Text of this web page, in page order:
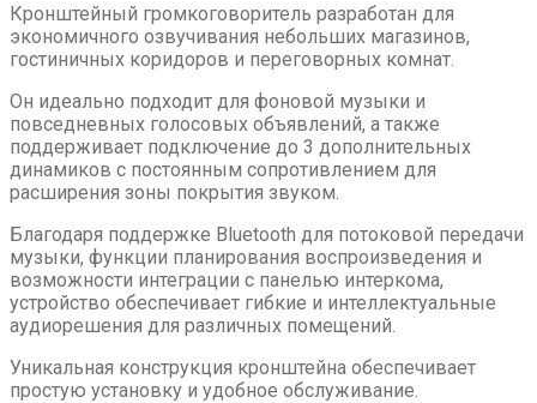
Кронштейный громкоговоритель разработан для
экономичного озвучивания небольших магазинов,
гостиничных коридоров и переговорных комнат.
Он идеально подходит для фоновой музыки и
повседневных голосовых объявлений, а также
поддерживает подключение до 3 дополнительных
динамиков с постоянным сопротивлением для
расширения зоны покрытия звуком.
Благодаря поддержке Bluetooth для потоковой передачи
музыки, функции планирования воспроизведения и
возможности интеграции с панелью интеркома,
устройство обеспечивает гибкие и интеллектуальные
аудиорешения для различных помещений.
Уникальная конструкция кронштейна обеспечивает
простую установку и удобное обслуживание.